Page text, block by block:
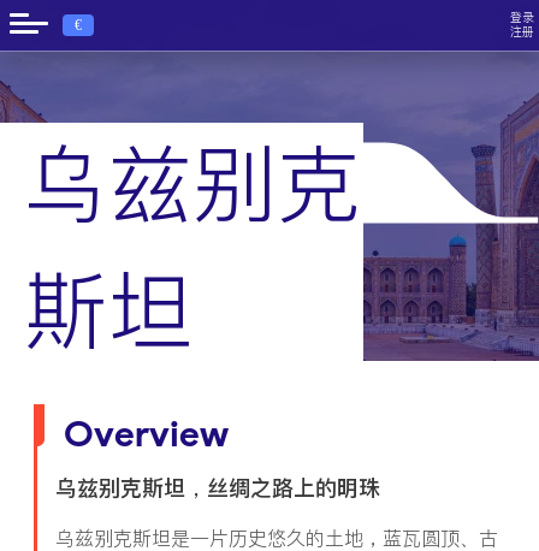
€
登录
注册
乌兹别克斯坦
乌兹别克
斯坦
Overview
乌兹别克斯坦，丝绸之路上的明珠
乌兹别克斯坦是一片历史悠久的土地，蓝瓦圆顶、古